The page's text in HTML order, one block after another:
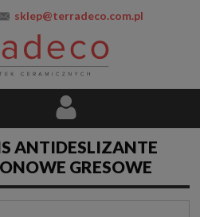
sklep@terradeco.com.pl
ANTIDESLIZANTE
GRESOWE